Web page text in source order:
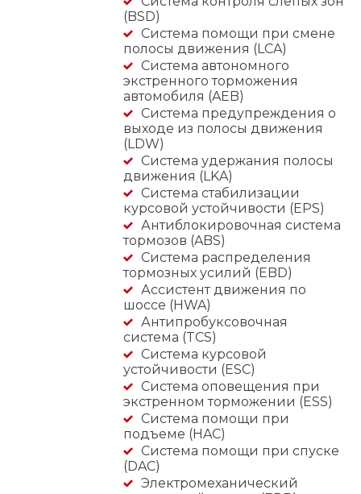
(BSD)
Система помощи при смене
полосы движения (LCA)
Cистема автономного
экстренного торможения
автомобиля (AEB)
Система предупреждения о
выходе из полосы движения
(LDW)
Система удержания полосы
движения (LKA)
Система стабилизации
курсовой устойчивости (EPS)
Антиблокировочная система
тормозов (ABS)
Система распределения
тормозных усилий (EBD)
Ассистент движения по
шоссе (HWA)
Антипробуксовочная
система (TCS)
Система курсовой
устойчивости (ESC)
Система оповещения при
экстренном торможении (ESS)
Система помощи при
подъеме (HAC)
Система помощи при спуске
(DAC)
Электромеханический